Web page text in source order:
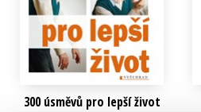
300 úsměvů pro lepší život